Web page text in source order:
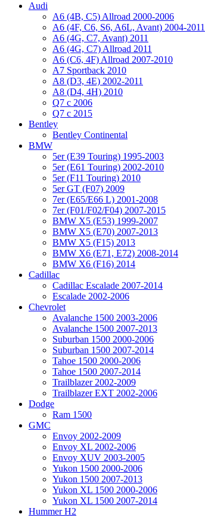
Audi
A6 (4B, C5) Allroad 2000-2006
A6 (4F, C6, S6, A6L, Avant) 2004-2011
A6 (4G, C7, Avant) 2011
A6 (4G, C7) Allroad 2011
A6 (C6, 4F) Allroad 2007-2010
A7 Sportback 2010
A8 (D3, 4E) 2002-2011
A8 (D4, 4H) 2010
Q7 с 2006
Q7 с 2015
Bentley
Bentley Continental
BMW
5er (E39 Touring) 1995-2003
5er (E61 Touring) 2002-2010
5er (F11 Touring) 2010
5er GT (F07) 2009
7er (E65/E66 L) 2001-2008
7er (F01/F02/F04) 2007-2015
BMW X5 (E53) 1999-2007
BMW X5 (E70) 2007-2013
BMW X5 (F15) 2013
BMW X6 (E71, E72) 2008-2014
BMW X6 (F16) 2014
Cadillac
Cadillac Escalade 2007-2014
Escalade 2002-2006
Chevrolet
Avalanche 1500 2003-2006
Avalanche 1500 2007-2013
Suburban 1500 2000-2006
Suburban 1500 2007-2014
Tahoe 1500 2000-2006
Tahoe 1500 2007-2014
Trailblazer 2002-2009
Trailblazer EXT 2002-2006
Dodge
Ram 1500
GMC
Envoy 2002-2009
Envoy XL 2002-2006
Envoy XUV 2003-2005
Yukon 1500 2000-2006
Yukon 1500 2007-2013
Yukon XL 1500 2000-2006
Yukon XL 1500 2007-2014
Hummer H2